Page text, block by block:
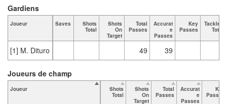
Joueur Saves
Shots
Total
Shots
On
Target
Total
Passes
Accurat
e
Passes
Key
Passes
Tackles
Total
[1] M. Dituro 49 39
Gardiens
Joueur
Shots
Total
Shots
On
Target
Total
Passes
Accurat
e
Passes
Key
Passes
Joueurs de champ